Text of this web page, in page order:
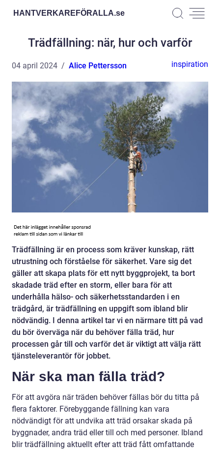
HANTVERKAREFÖRALLA.se
Trädfällning: när, hur och varför
04 april 2024 Alice Pettersson inspiration
Trädfällning är en process som kräver kunskap, rätt
utrustning och förståelse för säkerhet. Vare sig det
gäller att skapa plats för ett nytt byggprojekt, ta bort
skadade träd efter en storm, eller bara för att
underhålla hälso- och säkerhetsstandarden i en
trädgård, är trädfällning en uppgift som ibland blir
nödvändig. I denna artikel tar vi en närmare titt på vad
du bör överväga när du behöver fälla träd, hur
processen går till och varför det är viktigt att välja rätt
tjänsteleverantör för jobbet.
När ska man fälla träd?
För att avgöra när träden behöver fällas bör du titta på
flera faktorer. Förebyggande fällning kan vara
nödvändigt för att undvika att träd orsakar skada på
byggnader, andra träd eller till och med personer. Ibland
blir trädfällning aktuellt efter att träd fått omfattande